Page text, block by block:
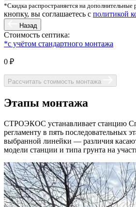
*Скидка распространяется на дополнительные
кнопку, вы соглашаетесь с политикой
Назад
Стоимость септика:
*с учётом стандартного монтажа
0 ₽
Рассчитать стоимость монтажа
Этапы монтажа
СТРОЭКОС устанавливает станцию
регламенту в пять последовательных
выбранной линейки — различия
модели станции и типа грунта на